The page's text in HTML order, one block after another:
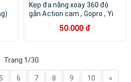
Kẹp đa năng xoay 360 độ
gắn Action cam , Gopro , Yi
50.000 đ
Trang 1/30
5 6 7 8 9 10 »